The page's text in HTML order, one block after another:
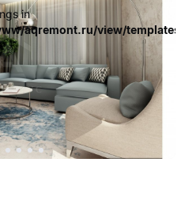
in
aqremont.ru/view/